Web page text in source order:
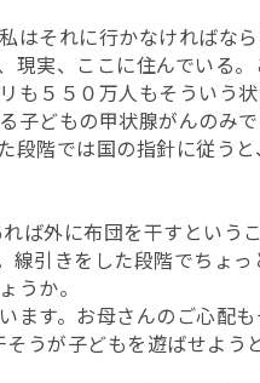
はそれに行かなければな
実、ここに住んでいる
５５０万人もそういう
子どもの甲状腺がんのみ
段階では国の指針に従う
ば外に布団を干すという
線引きをした段階でちょ
うか。
ます。お母さんのご心配
うが子どもを遊ばせよう